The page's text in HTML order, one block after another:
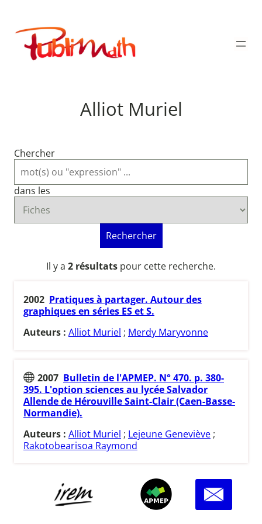
contenu
Publimath
Alliot Muriel
Chercher
dans les
Rechercher
Il y a 2 résultats pour cette recherche.
2002 Pratiques à partager. Autour des
graphiques en séries ES et S.
Auteurs : Alliot Muriel ; Merdy Maryvonne
2007 Bulletin de l'APMEP. N° 470. p. 380-
395. L'option sciences au lycée Salvador
Allende de Hérouville Saint-Clair (Caen-Basse-
Normandie).
Auteurs : Alliot Muriel ; Lejeune Geneviève ;
Rakotobearisoa Raymond